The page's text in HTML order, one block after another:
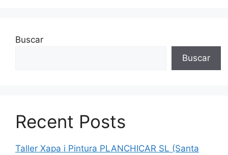
Buscar
Buscar
Recent Posts
Taller Xapa i Pintura PLANCHICAR SL (Santa